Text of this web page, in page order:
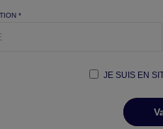
*
JE SUIS EN